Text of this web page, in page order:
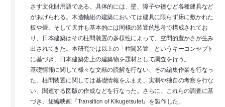
さす文化財用語である。具体的には、壁、障子や襖など各種建具など
があげられる。木造軸組の建築においては建具に限らず床に敷かれた
板や畳、そして天井も基本的には同様の装置的思考で構成されてお
り、日本建築はその柱間装置の多様性によって、空間的豊かさが生み
出されてきた。本研究では以上の「柱間装置」というキーコンセプト
に基づき、日本建築史上の建築物を題材として調査を行う。
基礎情報に関して様々な文献の読解を行ない、その編集作業を行なっ
た。柱間装置に関しては基礎情報をふまえ、実測や独自の考察を行な
い、関連する図版の作成などを行なった。さらに、これらの調査に基
づき、短編映画『Transition of Kikugetsutei』を製作した。